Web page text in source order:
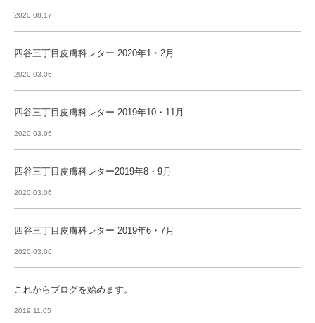
2020.08.17
四谷三丁目皮膚科レター 2020年1・2月
2020.03.06
四谷三丁目皮膚科レター 2019年10・11月
2020.03.06
四谷三丁目皮膚科レター2019年8・9月
2020.03.06
四谷三丁目皮膚科レター 2019年6・7月
2020.03.06
これからブログを始めます。
2019.11.05